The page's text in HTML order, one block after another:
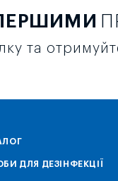
та
ДЛЯ ДЕЗІНФЕКЦІЇ